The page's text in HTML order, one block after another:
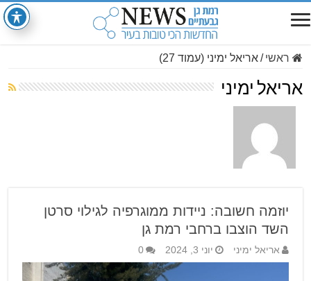
ראשי /אריאל ימיני (עמוד 27)
אריאל ימיני
יוזמה חשובה: ניידות ממוגרפיה לגילוי סרטן
השד הוצבו ברחבי רמת גן
אריאל ימיני יוני 3, 2024 0